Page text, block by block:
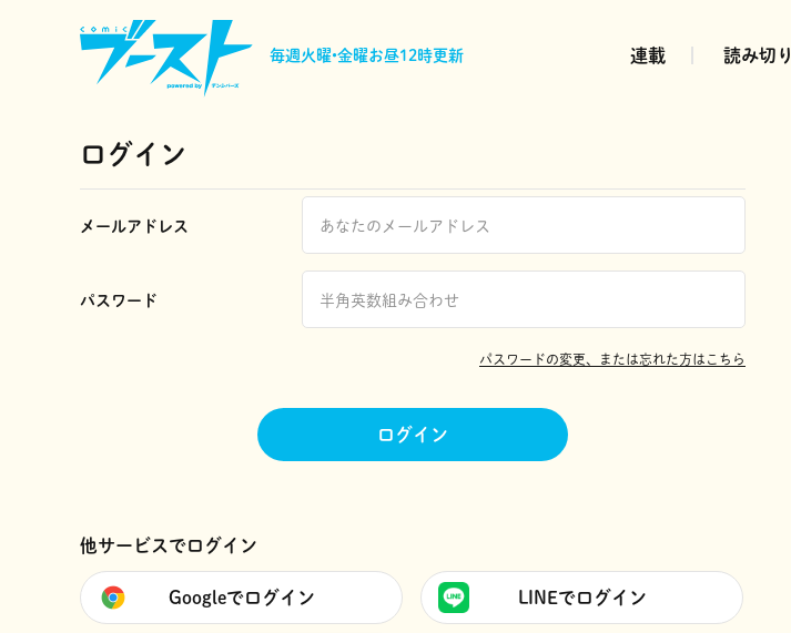
毎週火曜•金曜お昼12時更新 連載 読み切り
ログイン
メールアドレス
パスワード
パスワードの変更、または忘れた方はこちら
ログイン
他サービスでログイン
Googleでログイン LINEでログイン